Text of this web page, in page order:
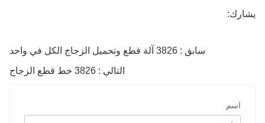
يشارك:
سابق : 3826 آلة قطع وتحميل الزجاج الكل في واحد
التالي : 3826 خط قطع الزجاج
اسم